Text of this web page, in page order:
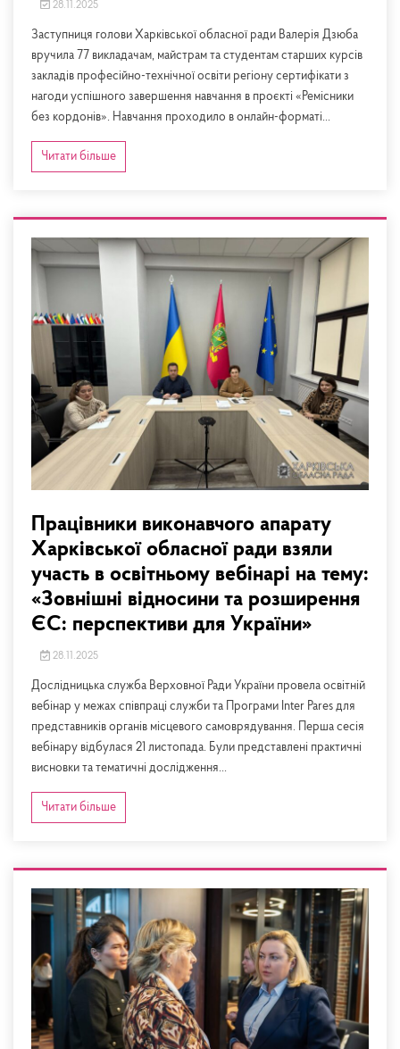
28.11.2025
Заступниця голови Харківської обласної ради Валерія Дзюба
вручила 77 викладачам, майстрам та студентам старших курсів
закладів професійно-технічної освіти регіону сертифікати з
нагоди успішного завершення навчання в проєкті «Ремісники
без кордонів». Навчання проходило в онлайн-форматі...
Читати більше
Працівники виконавчого апарату
Харківської обласної ради взяли
участь в освітньому вебінарі на тему:
«Зовнішні відносини та розширення
ЄС: перспективи для України»
28.11.2025
Дослідницька служба Верховної Ради України провела освітній
вебінар у межах співпраці служби та Програми Inter Pares для
представників органів місцевого самоврядування. Перша сесія
вебінару відбулася 21 листопада. Були представлені практичні
висновки та тематичні дослідження...
Читати більше